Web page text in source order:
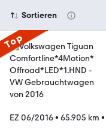
Sortieren
Top
EZ 06/2016• 65.905 km •